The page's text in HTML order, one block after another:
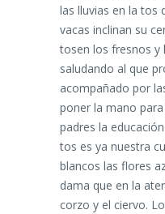
las lluvias en la tos
vacas inclinan su
tosen los fresnos y
saludando al que
acompañado por
poner la mano
padres la
tos es ya nuestra
blancos las flores
dama que en la
corzo y el ciervo.